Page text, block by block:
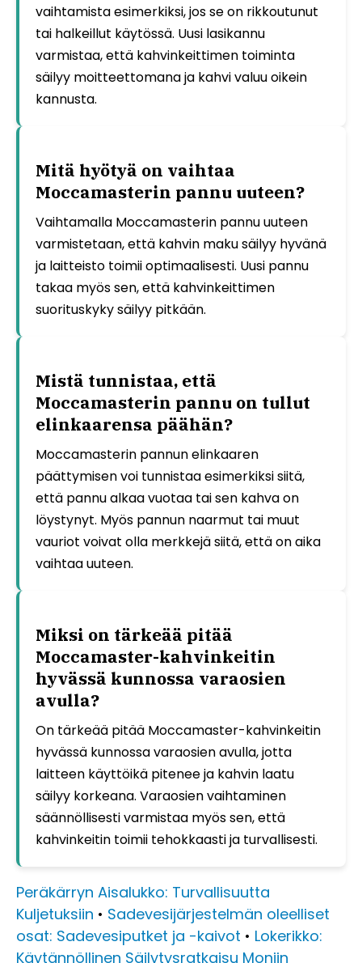
vaihtamista esimerkiksi, jos se on rikkoutunut
tai halkeillut käytössä. Uusi lasikannu
varmistaa, että kahvinkeittimen toiminta
säilyy moitteettomana ja kahvi valuu oikein
kannusta.
Mitä hyötyä on vaihtaa
Moccamasterin pannu uuteen?
Vaihtamalla Moccamasterin pannu uuteen
varmistetaan, että kahvin maku säilyy hyvänä
ja laitteisto toimii optimaalisesti. Uusi pannu
takaa myös sen, että kahvinkeittimen
suorituskyky säilyy pitkään.
Mistä tunnistaa, että
Moccamasterin pannu on tullut
elinkaarensa päähän?
Moccamasterin pannun elinkaaren
päättymisen voi tunnistaa esimerkiksi siitä,
että pannu alkaa vuotaa tai sen kahva on
löystynyt. Myös pannun naarmut tai muut
vauriot voivat olla merkkejä siitä, että on aika
vaihtaa uuteen.
Miksi on tärkeää pitää
Moccamaster-kahvinkeitin
hyvässä kunnossa varaosien
avulla?
On tärkeää pitää Moccamaster-kahvinkeitin
hyvässä kunnossa varaosien avulla, jotta
laitteen käyttöikä pitenee ja kahvin laatu
säilyy korkeana. Varaosien vaihtaminen
säännöllisesti varmistaa myös sen, että
kahvinkeitin toimii tehokkaasti ja turvallisesti.
Peräkärryn Aisalukko: Turvallisuutta
Kuljetuksiin • Sadevesijärjestelmän oleelliset
osat: Sadevesiputket ja -kaivot • Lokerikko:
Käytännöllinen Säilytysratkaisu Moniin